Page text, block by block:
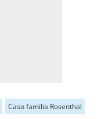
Caso familia Rosenthal